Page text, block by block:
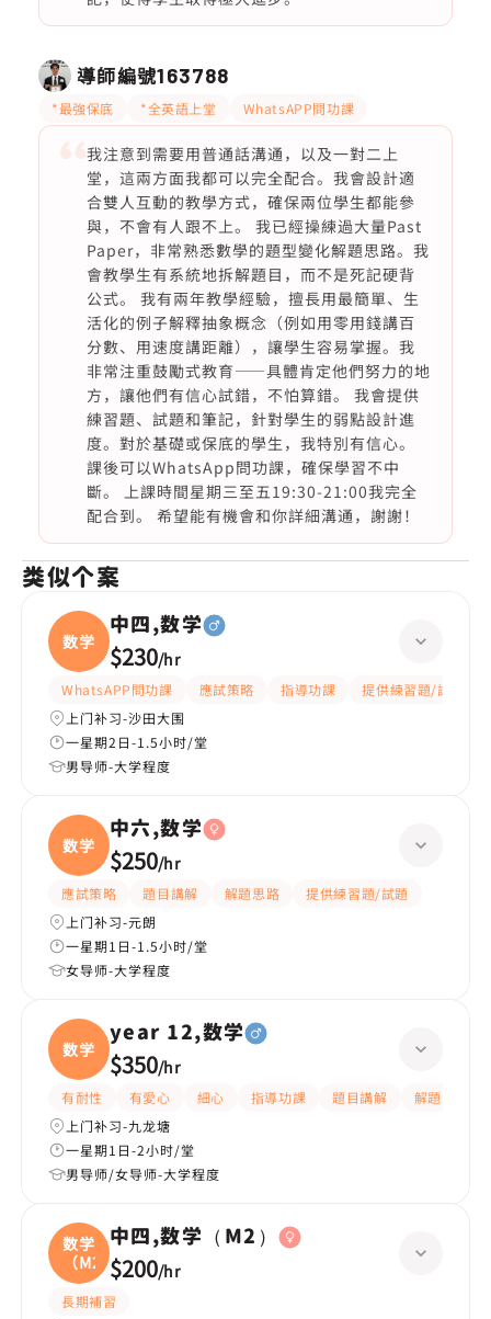
導師編號163788
*最強保底 *全英語上堂 WhatsAPP問功課
我注意到需要用普通話溝通，以及一對二上
堂，這兩方面我都可以完全配合。我會設計適
合雙人互動的教學方式，確保兩位學生都能參
與，不會有人跟不上。 我已經操練過大量Past
Paper，非常熟悉數學的題型變化解題思路。我
會教學生有系統地拆解題目，而不是死記硬背
公式。 我有兩年教學經驗，擅長用最簡單、生
活化的例子解釋抽象概念（例如用零用錢講百
分數、用速度講距離），讓學生容易掌握。我
非常注重鼓勵式教育——具體肯定他們努力的地
方，讓他們有信心試錯，不怕算錯。 我會提供
練習題、試題和筆記，針對學生的弱點設計進
度。對於基礎或保底的學生，我特別有信心。
課後可以WhatsApp問功課，確保學習不中
斷。 上課時間星期三至五19:30-21:00我完全
配合到。 希望能有機會和你詳細溝通，謝謝！
类似个案
数学
中四,数学
$230/hr
WhatsAPP問功課 應試策略 指導功課
提供練習題/試題
上门补习-沙田大围
一星期2日-1.5小时/堂
男导师-大学程度
数学
中六,数学
$250/hr
應試策略 題目講解 解題思路
提供練習題/試題
上门补习-元朗
一星期1日-1.5小时/堂
女导师-大学程度
数学
year 12,数学
$350/hr
有耐性 有愛心 細心 指導功課 題目講解
解題思路
上门补习-九龙塘
一星期1日-2小时/堂
男导师/女导师-大学程度
数学
（M2
中四,数学（M2）
$200/hr
長期補習